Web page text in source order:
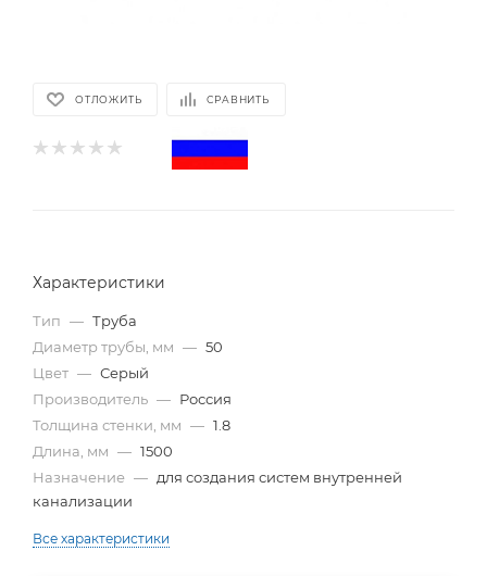
ОТЛОЖИТЬ СРАВНИТЬ
Характеристики
Тип — Труба
Диаметр трубы, мм — 50
Цвет — Серый
Производитель — Россия
Толщина стенки, мм — 1.8
Длина, мм — 1500
Назначение — для создания систем внутренней
канализации
Все характеристики